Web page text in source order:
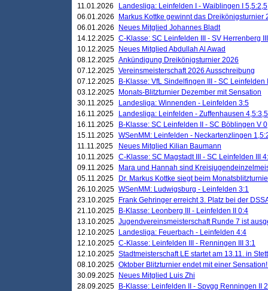
11.01.2026
Landesliga: Leinfelden I - Waiblingen I 5,5:2,5
06.01.2026
Markus Kottke gewinnt das Dreikönigsturnier
06.01.2026
Neues Mitglied Johannes Bladt
14.12.2025 C-Klasse: SC Leinfelden III - SV Herrenberg
10.12.2025
Neues Mitglied Abdullah Al Awad
08.12.2025 Ankündigung Dreikönigsturnier 2026
07.12.2025 Vereinsmeisterschaft 2026 Ausschreibung
07.12.2025
B-Klasse: VfL Sindelfingen III - SC Leinfelden
03.12.2025
Monats-Blitzturnier Dezember mit Sensation
30.11.2025
Landesliga: Winnenden - Leinfelden 3:5
16.11.2025
Landesliga: Leinfelden - Zuffenhausen 4,5:3,5
16.11.2025
B-Klasse: SC Leinfelden II - SC Böblingen V
15.11.2025 WSenMM: Leinfelden - Neckartenzlingen
11.11.2025
Neues Mitglied Kilian Baumann
10.11.2025 C-Klasse: SC Magstadt III - SC Leinfelden III
09.11.2025
Mara und Hannah sind
05.11.2025
Dr. Markus Kottke siegt beim
26.10.2025 WSenMM: Ludwigsburg - Leinfelden 3:1
23.10.2025
Frank Gehringer erreicht 3. Platz bei der
21.10.2025
B-Klasse: Leonberg III - Leinfelden II 0:4
13.10.2025 Jugendvereinsmeisterschaft Runde 7 ist
12.10.2025
Landesliga: Feuerbach - Leinfelden 4:4
12.10.2025 C-Klasse: Leinfelden III - Renningen III 3:1
12.10.2025 Stadtmeisterschaft LE startet am 13.11. in
08.10.2025 Oktober Blitzturnier endet mit einer
30.09.2025
Neues Mitglied Luis Zhi
28.09.2025
B-Klasse: Leinfelden II - Spvgg Renningen II